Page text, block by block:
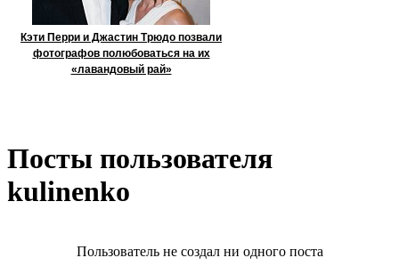
Кэти Перри и Джастин Трюдо позвали
фотографов полюбоваться на их
«лавандовый рай»
Посты пользователя
kulinenko
Пользователь не создал ни одного поста